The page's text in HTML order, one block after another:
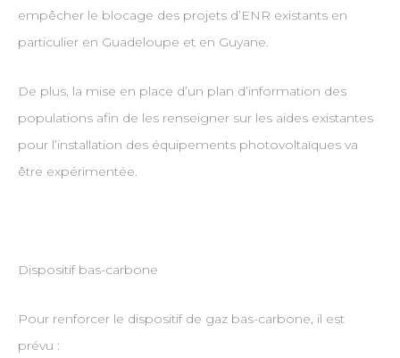
empêcher le blocage des projets d’ENR existants en
particulier en Guadeloupe et en Guyane.
De plus, la mise en place d’un plan d’information des
populations afin de les renseigner sur les aides existantes
pour l’installation des équipements photovoltaïques va
être expérimentée.
Dispositif bas-carbone
Pour renforcer le dispositif de gaz bas-carbone, il est
prévu :